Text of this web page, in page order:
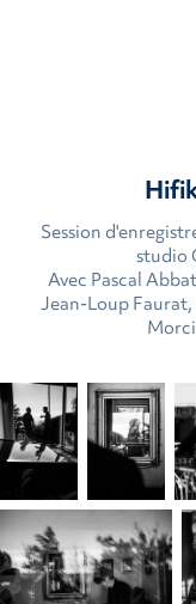
Session
studio
Avec Pascal
Jean-Loup